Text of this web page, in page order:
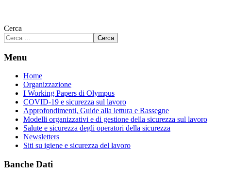
Cerca
Cerca
Menu
Home
Organizzazione
I Working Papers di Olympus
COVID-19 e sicurezza sul lavoro
Approfondimenti, Guide alla lettura e Rassegne
Modelli organizzativi e di gestione della sicurezza sul lavoro
Salute e sicurezza degli operatori della sicurezza
Newsletters
Siti su igiene e sicurezza del lavoro
Banche Dati